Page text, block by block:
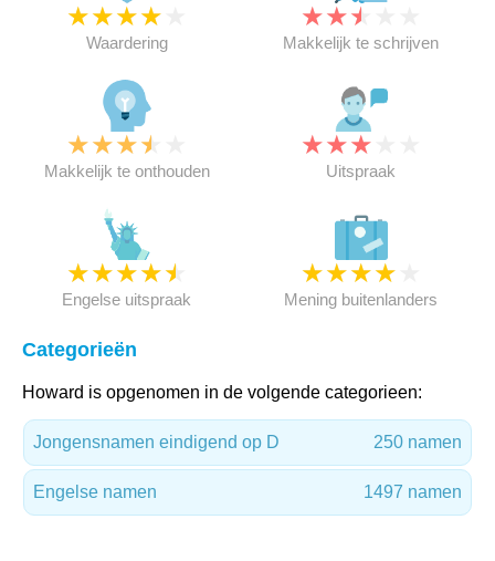
★★★★
Waardering
★★★
Makkelijk te schrijven
★★★★
Makkelijk te onthouden
★★★
Uitspraak
★★★★★
Engelse uitspraak
★★★★
Mening buitenlanders
Categorieën
Howard is opgenomen in de volgende categorieen:
Jongensnamen eindigend op D 250 namen
Engelse namen 1497 namen